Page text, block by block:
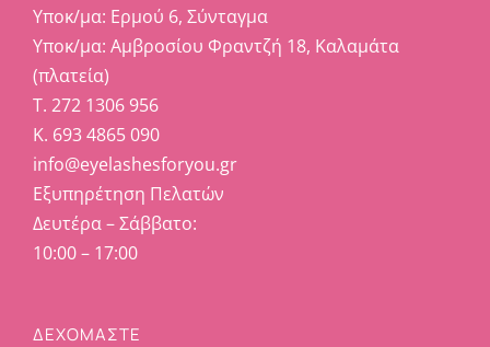
Υποκ/μα: Ερμού 6, Σύνταγμα
Υποκ/μα: Αμβροσίου Φραντζή 18, Καλαμάτα
(πλατεία)
Τ. 272 1306 956
Κ. 693 4865 090
info@eyelashesforyou.gr
Εξυπηρέτηση Πελατών
Δευτέρα – Σάββατο:
10:00 – 17:00
ΔΕΧΟΜΑΣΤΕ